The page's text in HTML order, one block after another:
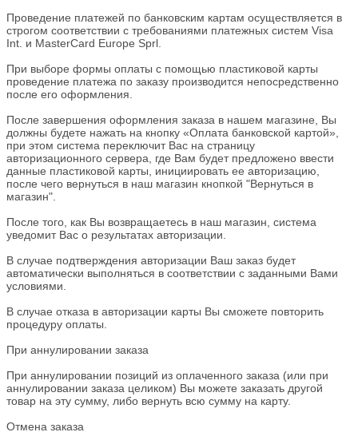
Проведение платежей по банковским картам осуществляется в
строгом соответствии с требованиями платежных систем Visa
Int. и MasterCard Europe Sprl.
При выборе формы оплаты с помощью пластиковой карты
проведение платежа по заказу производится непосредственно
после его оформления.
После завершения оформления заказа в нашем магазине, Вы
должны будете нажать на кнопку «Оплата банковской картой»,
при этом система переключит Вас на страницу
авторизационного сервера, где Вам будет предложено ввести
данные пластиковой карты, инициировать ее авторизацию,
после чего вернуться в наш магазин кнопкой "Вернуться в
магазин".
После того, как Вы возвращаетесь в наш магазин, система
уведомит Вас о результатах авторизации.
В случае подтверждения авторизации Ваш заказ будет
автоматически выполняться в соответствии с заданными Вами
условиями.
В случае отказа в авторизации карты Вы сможете повторить
процедуру оплаты.
При аннулировании заказа
При аннулировании позиций из оплаченного заказа (или при
аннулировании заказа целиком) Вы можете заказать другой
товар на эту сумму, либо вернуть всю сумму на карту.
Отмена заказа